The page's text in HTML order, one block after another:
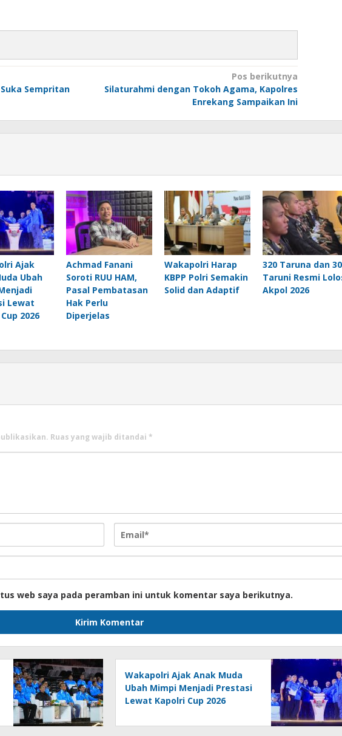
Sempritan
Pos berikutnya
Silaturahmi dengan Tokoh Agama, Kapolres
Enrekang Sampaikan Ini
Ajak
Ubah
Lewat
2026
Achmad Fanani
Soroti RUU HAM,
Pasal Pembatasan
Hak Perlu
Diperjelas
Wakapolri Harap
KBPP Polri Semakin
Solid dan Adaptif
320 Taruna dan 30
Taruni Resmi
Akpol 2026
Ruas yang wajib ditandai *
web saya pada peramban ini untuk komentar saya berikutnya.
Wakapolri Ajak Anak Muda
Ubah Mimpi Menjadi Prestasi
Lewat Kapolri Cup 2026